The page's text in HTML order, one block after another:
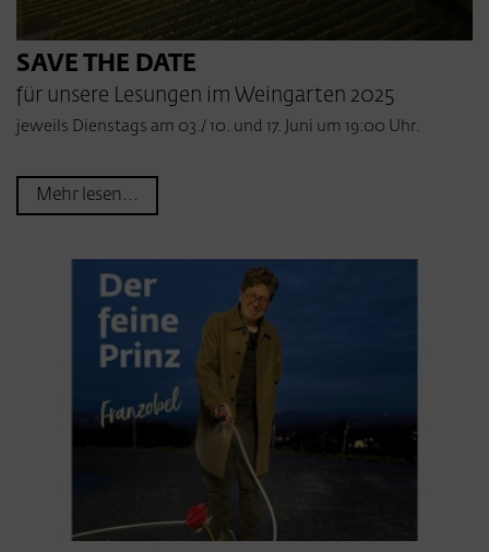
SAVE THE DATE
für unsere Lesungen im Weingarten 2025
jeweils Dienstags am 03./ 10. und 17. Juni um 19:00 Uhr.
Mehr lesen...